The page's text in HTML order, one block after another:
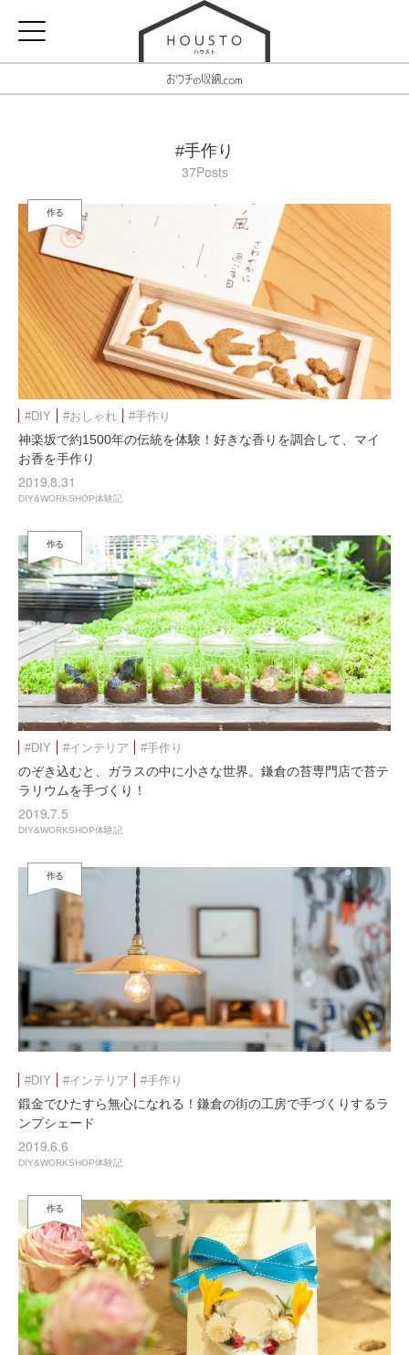
#手作り
37Posts
作る
#DIY #おしゃれ #手作り
神楽坂で約1500年の伝統を体験！好きな香りを調合して、マイ
お香を手作り
2019.8.31
DIY&WORKSHOP体験記
作る
#DIY #インテリア #手作り
のぞき込むと、ガラスの中に小さな世界。鎌倉の苔専門店で苔テ
ラリウムを手づくり！
2019.7.5
DIY&WORKSHOP体験記
作る
#DIY #インテリア #手作り
鍛金でひたすら無心になれる！鎌倉の街の工房で手づくりするラ
ンプシェード
2019.6.6
DIY&WORKSHOP体験記
作る